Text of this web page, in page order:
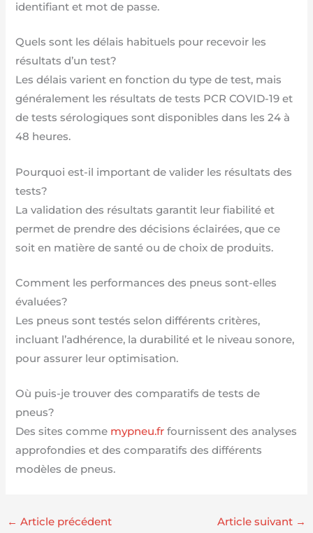
identifiant et mot de passe.
Quels sont les délais habituels pour recevoir les
résultats d’un test?
Les délais varient en fonction du type de test, mais
généralement les résultats de tests PCR COVID-19 et
de tests sérologiques sont disponibles dans les 24 à
48 heures.
Pourquoi est-il important de valider les résultats des
tests?
La validation des résultats garantit leur fiabilité et
permet de prendre des décisions éclairées, que ce
soit en matière de santé ou de choix de produits.
Comment les performances des pneus sont-elles
évaluées?
Les pneus sont testés selon différents critères,
incluant l’adhérence, la durabilité et le niveau sonore,
pour assurer leur optimisation.
Où puis-je trouver des comparatifs de tests de
pneus?
Des sites comme mypneu.fr fournissent des analyses
approfondies et des comparatifs des différents
modèles de pneus.
← Article précédent Article suivant →